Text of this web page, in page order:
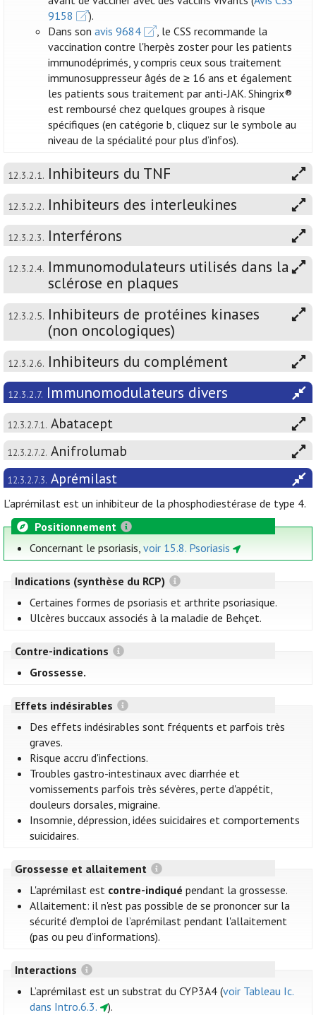
9158
).
Dans sonavis 9684
, le CSS recommande la
vaccination contre l'herpès zoster pour les patients
immunodéprimés, y compris ceux sous traitement
immunosuppresseur âgés de ≥ 16 ans et également
les patients sous traitement par anti-JAK. Shingrix®
est remboursé chez quelques groupes à risque
spécifiques (en catégorie b, cliquez sur le symbole au
niveau de la spécialité pour plus d’infos).
12.3.2.1. Inhibiteurs du TNF
12.3.2.2. Inhibiteurs des interleukines
12.3.2.3. Interférons
12.3.2.4. Immunomodulateurs utilisés dans la
sclérose en plaques
12.3.2.5. Inhibiteurs de protéines kinases
(non oncologiques)
12.3.2.6. Inhibiteurs du complément
12.3.2.7. Immunomodulateurs divers
12.3.2.7.1. Abatacept
12.3.2.7.2. Anifrolumab
12.3.2.7.3. Aprémilast
L’aprémilast est un inhibiteur de la phosphodiestérase de type 4.
Positionnement
Concernant le psoriasis,voir 15.8. Psoriasis
Indications (synthèse du RCP)
Certaines formes de psoriasis et arthrite psoriasique.
Ulcères buccaux associés à la maladie de Behçet.
Contre-indications
Grossesse.
Effets indésirables
Des effets indésirables sont fréquents et parfois très
graves.
Risque accru d'infections.
Troubles gastro-intestinaux avec diarrhée et
vomissements parfois très sévères, perte d'appétit,
douleurs dorsales, migraine.
Insomnie, dépression, idées suicidaires et comportements
suicidaires.
Grossesse et allaitement
L'aprémilast est contre-indiqué pendant la grossesse.
Allaitement: il n'est pas possible de se prononcer sur la
sécurité d’emploi de l’aprémilast pendant l'allaitement
(pas ou peu d’informations).
Interactions
L’aprémilast est un substrat du CYP3A4 (voir Tableau Ic.
dans Intro.6.3.
).